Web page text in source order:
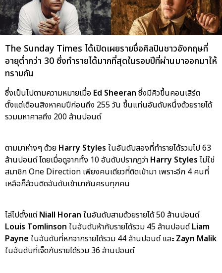
The Sunday Times ได้เปิดเผยรายชื่อศิลปินชาวอังกฤษที่
อายุต่ำกว่า 30 ซึ่งทำรายได้มากที่สุดในรอบปีที่ผ่านมาออกมาให้
ทราบกัน
ซึ่งเป็นไปตามความหมายเมื่อ Ed Sheeran ซึ่งมีคิวขึ้นคอนเสิร์ต
ตั้งแต่เดือนสิงหาคมปีก่อนถึง 255 วัน ขึ้นแท่นอันดับหนึ่งด้วยรายได้
รวมมหาศาลถึง 200 ล้านปอนด์
ตามมาห่างๆ ด้วย Harry Styles ในอันดับสองที่ทำรายได้รวมไป 63
ล้านปอนด์ โดยเมื่อดูจากทั้ง 10 อันดับปรากฎว่า Harry Styles ไม่ใช่
สมาชิก One Direction เพียงคนเดียวที่ติดเข้ามา เพราะอีก 4 คนที่
เหลือก็ล้วนติดอันดับเข้ามากันครบทุกคน
ไล่ไปตั้งแต่Niall Horan ในอันดับสามด้วยรายได้ 50 ล้านปอนด์
Louis Tomlinson ในอันดับห้ากับรายได้รวม 45 ล้านปอนด์Liam
Payne ในอันดับที่หกจากรายได้รวม 44 ล้านปอนด์ และZayn Malik
ในอันดับที่เจ็ดกับรายได้รวม 36 ล้านปอนด์